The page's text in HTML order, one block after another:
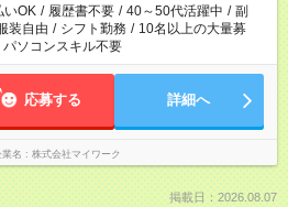
いOK / 履歴書不要 / 40～50代活躍中 / 副
装自由 / シフト勤務 / 10名以上の大量募
パソコンスキル不要
応募する 詳細へ
名 株式会社マイワーク
掲載日：2026.08.07